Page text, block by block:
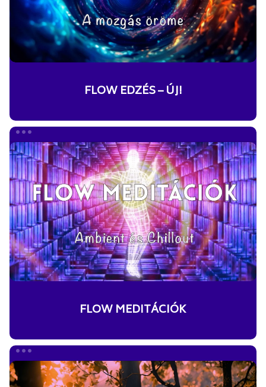
FLOW EDZÉS – ÚJ!
MEDITÁCIÓK
FLOW MEDITÁCIÓK
MEDITÁCIÓK